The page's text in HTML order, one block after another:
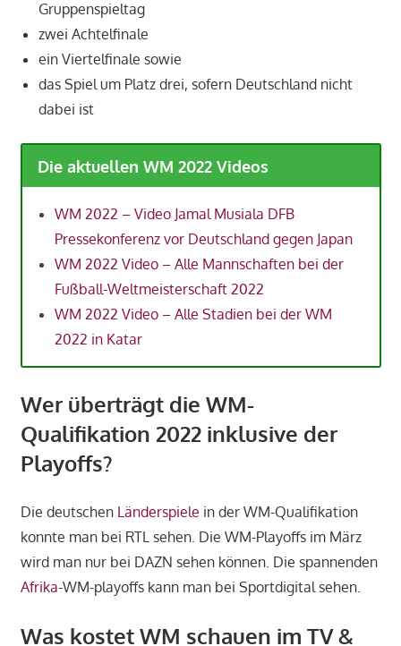
Gruppenspieltag
zwei Achtelfinale
ein Viertelfinale sowie
das Spiel um Platz drei, sofern Deutschland nicht
dabei ist
Die aktuellen WM 2022 Videos
WM 2022 – Video Jamal Musiala DFB
Pressekonferenz vor Deutschland gegen Japan
WM 2022 Video – Alle Mannschaften bei der
Fußball-Weltmeisterschaft 2022
WM 2022 Video – Alle Stadien bei der WM
2022 in Katar
Wer überträgt die WM-
Qualifikation 2022 inklusive der
Playoffs?
Die deutschen Länderspiele in der WM-Qualifikation
konnte man bei RTL sehen. Die WM-Playoffs im März
wird man nur bei DAZN sehen können. Die spannenden
Afrika-WM-playoffs kann man bei Sportdigital sehen.
Was kostet WM schauen im TV &